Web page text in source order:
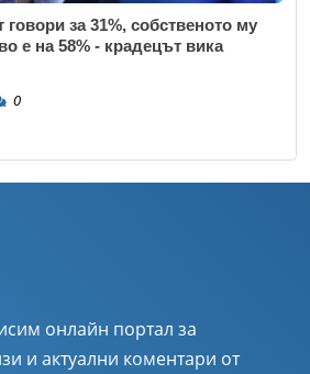
за 31%, собственото му
е на 58% - крадецът вика
0
онлайн портал за
и актуални коментари от